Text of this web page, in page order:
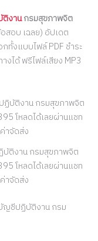
งานกรมสุขภาพจิต
สอบ เฉลย) อัปเดต
ทั้งแบบไฟล์ PDF ชำระ
งได้ ฟรีไฟล์เสียง MP3
ติงาน กรมสุขภาพจิต
โหลดได้เลยผ่านแชท
าจัดส่ง
ญชีปฏิบัติงาน กรม